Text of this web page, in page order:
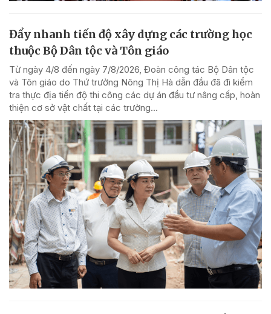
Đẩy nhanh tiến độ xây dựng các trường học
thuộc Bộ Dân tộc và Tôn giáo
Từ ngày 4/8 đến ngày 7/8/2026, Đoàn công tác Bộ Dân tộc
và Tôn giáo do Thứ trưởng Nông Thị Hà dẫn đầu đã đi kiểm
tra thực địa tiến độ thi công các dự án đầu tư nâng cấp, hoàn
thiện cơ sở vật chất tại các trường...